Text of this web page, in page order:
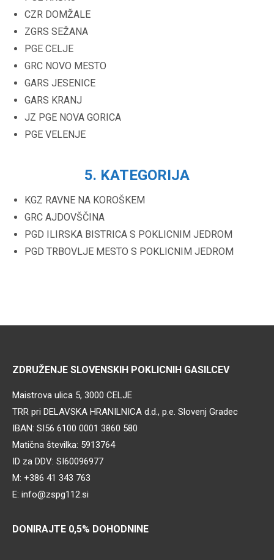
CZR DOMŽALE
ZGRS SEŽANA
PGE CELJE
GRC NOVO MESTO
GARS JESENICE
GARS KRANJ
JZ PGE NOVA GORICA
PGE VELENJE
5. KATEGORIJA
KGZ RAVNE NA KOROŠKEM
GRC AJDOVŠČINA
PGD ILIRSKA BISTRICA S POKLICNIM JEDROM
PGD TRBOVLJE MESTO S POKLICNIM JEDROM
ZDRUŽENJE SLOVENSKIH POKLICNIH GASILCEV
Maistrova ulica 5, 3000 CELJE
TRR pri DELAVSKA HRANILNICA d.d., p.e. Slovenj Gradec
IBAN: SI56 6100 0001 3860 580
Matična številka: 5913764
ID za DDV: SI60096977
M: +386 41 343 763
E: info@zspg112.si
DONIRAJTE 0,5% DOHODNINE